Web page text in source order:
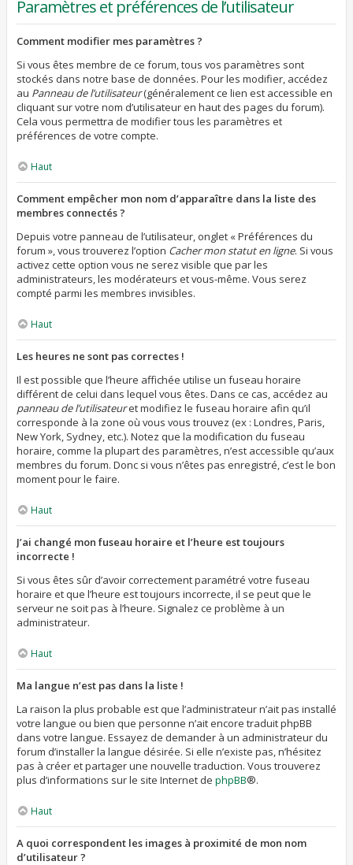
Paramètres et préférences de l’utilisateur
Comment modifier mes paramètres ?
Si vous êtes membre de ce forum, tous vos paramètres sont
stockés dans notre base de données. Pour les modifier, accédez
au Panneau de l’utilisateur(généralement ce lien est accessible en
cliquant sur votre nom d’utilisateur en haut des pages du forum).
Cela vous permettra de modifier tous les paramètres et
préférences de votre compte.
Haut
Comment empêcher mon nom d’apparaître dans la liste des
membres connectés ?
Depuis votre panneau de l’utilisateur, onglet « Préférences du
forum », vous trouverez l’option Cacher mon statut en ligne. Si vous
activez cette option vous ne serez visible que par les
administrateurs, les modérateurs et vous-même. Vous serez
compté parmi les membres invisibles.
Haut
Les heures ne sont pas correctes !
Il est possible que l’heure affichée utilise un fuseau horaire
différent de celui dans lequel vous êtes. Dans ce cas, accédez au
panneau de l’utilisateuret modifiez le fuseau horaire afin qu’il
corresponde à la zone où vous vous trouvez (ex : Londres, Paris,
New York, Sydney, etc.). Notez que la modification du fuseau
horaire, comme la plupart des paramètres, n’est accessible qu’aux
membres du forum. Donc si vous n’êtes pas enregistré, c’est le bon
moment pour le faire.
Haut
J’ai changé mon fuseau horaire et l’heure est toujours
incorrecte !
Si vous êtes sûr d’avoir correctement paramétré votre fuseau
horaire et que l’heure est toujours incorrecte, il se peut que le
serveur ne soit pas à l’heure. Signalez ce problème à un
administrateur.
Haut
Ma langue n’est pas dans la liste !
La raison la plus probable est que l’administrateur n’ait pas installé
votre langue ou bien que personne n’ait encore traduit phpBB
dans votre langue. Essayez de demander à un administrateur du
forum d’installer la langue désirée. Si elle n’existe pas, n’hésitez
pas à créer et partager une nouvelle traduction. Vous trouverez
plus d’informations sur le site Internet de phpBB®.
Haut
A quoi correspondent les images à proximité de mon nom
d’utilisateur ?